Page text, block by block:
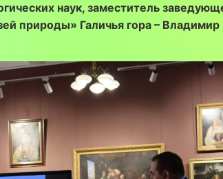
наук, заместитель
природы» Галичья гора – Владимир